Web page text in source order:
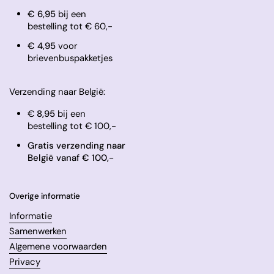
€ 6,95 bij een
bestelling tot € 60,-
​€ 4,95 voor
brievenbuspakketjes
Verzending naar België:
€ 8,95bij een
bestelling tot € 100,-
Gratis verzending naar
België vanaf € 100,-
Overige informatie
Informatie
Samenwerken
Algemene voorwaarden
Privacy